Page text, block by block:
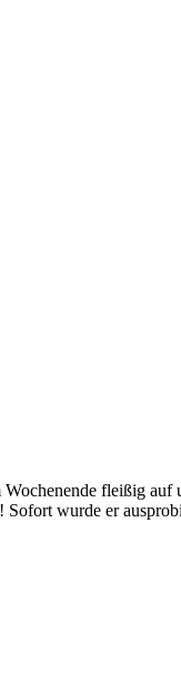
fleißig
wurde er